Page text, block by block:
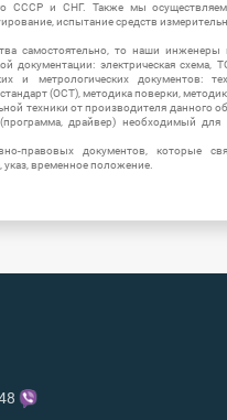
СССР и СНГ. Также мы осуществляем
испытание средств
самостоятельно, то наши инженеры
документации: электрическая
и метрологических документов:
(ОСТ), методика поверки,
техники от производителя данного
драйвер) необходимый для
правовых документов, которые
указ, временное положение.